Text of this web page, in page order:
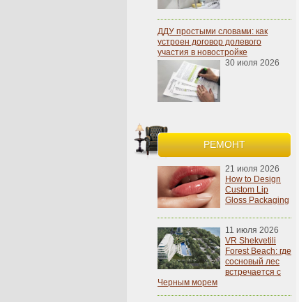
ДДУ простыми словами: как
устроен договор долевого
участия в новостройке
30 июля 2026
РЕМОНТ
21 июля 2026
How to Design
Custom Lip
Gloss Packaging
11 июля 2026
VR Shekvetili
Forest Beach: где
сосновый лес
встречается с
Черным морем